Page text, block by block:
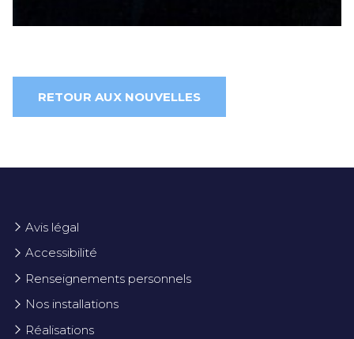
RETOUR AUX NOUVELLES
Avis légal
Accessibilité
Renseignements personnels
Nos installations
Réalisations